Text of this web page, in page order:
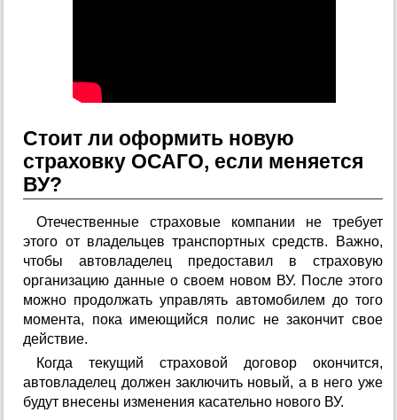
Стоит ли оформить новую
страховку ОСАГО, если меняется
ВУ?
Отечественные страховые компании не требует
этого от владельцев транспортных средств. Важно,
чтобы автовладелец предоставил в страховую
организацию данные о своем новом ВУ. После этого
можно продолжать управлять автомобилем до того
момента, пока имеющийся полис не закончит свое
действие.
Когда текущий страховой договор окончится,
автовладелец должен заключить новый, а в него уже
будут внесены изменения касательно нового ВУ.